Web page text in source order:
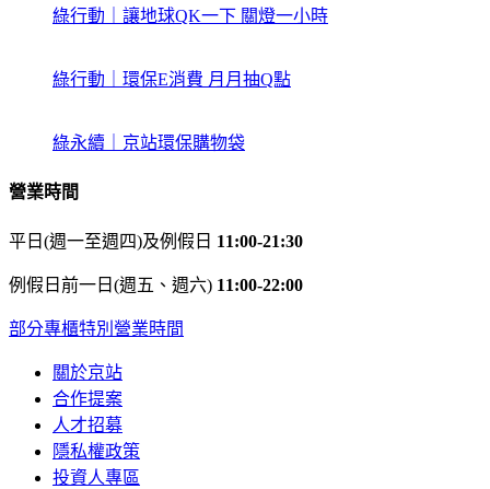
綠行動｜讓地球QK一下 關燈一小時
綠行動｜環保E消費 月月抽Q點
綠永續｜京站環保購物袋
營業時間
平日(週一至週四)及例假日 11:00-21:30
例假日前一日(週五、週六) 11:00-22:00
部分專櫃特別營業時間
關於京站
合作提案
人才招募
隱私權政策
投資人專區